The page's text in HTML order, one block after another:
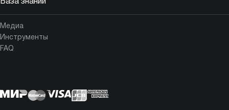
База знаний
Медиа
Инструменты
FAQ